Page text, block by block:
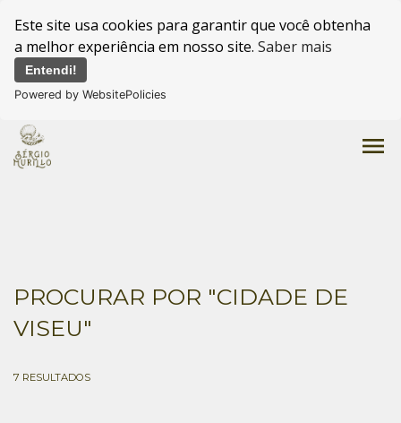
Este site usa cookies para garantir que você obtenha
a melhor experiência em nosso site. Saber mais
Entendi!
Powered by WebsitePolicies
menu
PROCURAR POR "CIDADE DE
VISEU"
7 RESULTADOS